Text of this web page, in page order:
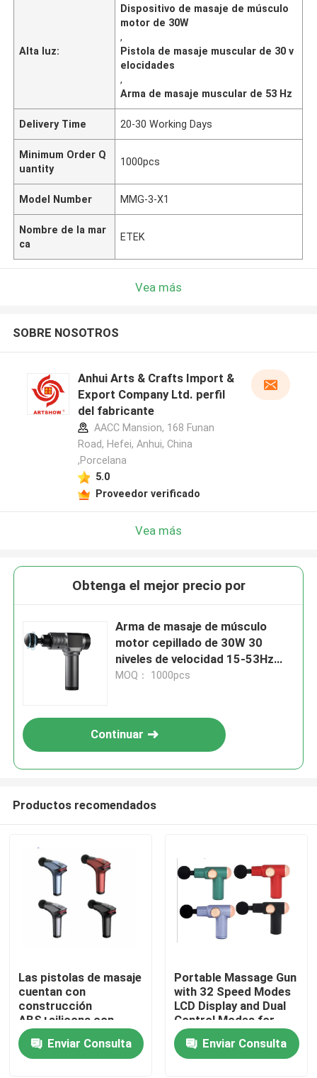
En casa
Productos
Alta luz:
Dispositivo de masaje de músculo
motor de 30W
,
Pistola de masaje muscular de 30 v
elocidades
,
Arma de masaje muscular de 53 Hz
Delivery Time 20-30 Working Days
Minimum Order Q
uantity
1000pcs
Model Number MMG-3-X1
Nombre de la mar
ca
ETEK
Vea más
SOBRE NOSOTROS
Anhui Arts & Crafts Import &
Export Company Ltd. perfil
del fabricante
AACC Mansion, 168 Funan
Road, Hefei, Anhui, China
,Porcelana
5.0
Proveedor verificado
Vea más
Obtenga el mejor precio por
Arma de masaje de músculo
motor cepillado de 30W 30
niveles de velocidad 15-53Hz
Frecuencia de recuperación
MOQ： 1000pcs
Continuar
Productos recomendados
Las pistolas de masaje
cuentan con
construcción
ABS+silicona con
voltaje nominal de 7,4
V, entrada de 5 V/2 A,
potencia de 30 W,
Enviar Consulta
Portable Massage Gun
with 32 Speed Modes
LCD Display and Dual
Control Modes for
Deep Tissue Relief
Enviar Consulta